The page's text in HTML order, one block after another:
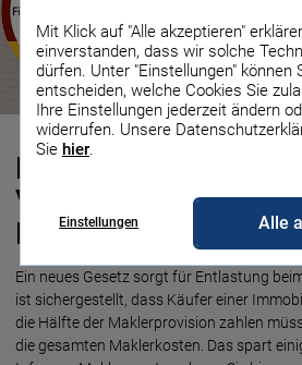
Mit Klick auf "Alle akzeptieren"
einverstanden, dass wir solche
dürfen. Unter "Einstellungen" können
entscheiden, welche Cookies Sie
Ihre Einstellungen jederzeit ändern
widerrufen. Unsere
Sie hier.
Einstellungen Alle
Maklerprovision:
Verkäufer teilen
Maklerkosten
Ein neues Gesetz sorgt für Entlastung
ist sichergestellt, dass Käufer einer
die Hälfte der Maklerprovision zahlen
die gesamten Maklerkosten. Das spart